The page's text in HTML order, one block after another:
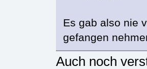
Es gab also nie
gefangen
Auch noch